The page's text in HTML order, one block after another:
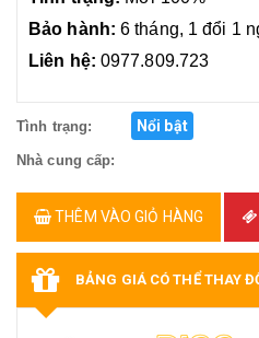
Bảo hành: 6 tháng, 1 đổi 1
Liên hệ: 0977.809.723
Tình trạng: Nổi bật
Nhà cung cấp:
THÊM VÀO GIỎ HÀNG
BẢNG GIÁ CÓ THỂ THAY